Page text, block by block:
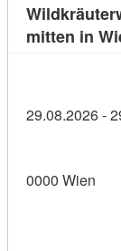
mitten in
29.08.2026 -
0000 Wien